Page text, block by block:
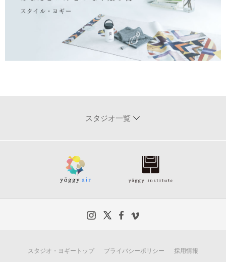
スタジオ一覧
スタジオ・ヨギートップ プライバシーポリシー 採用情報